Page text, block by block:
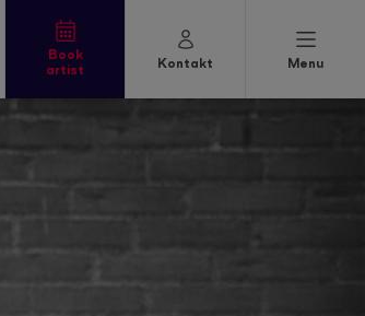
Book
artist
Kontakt Menu